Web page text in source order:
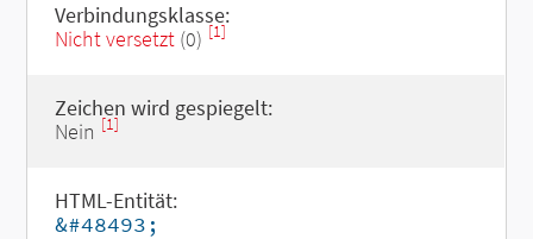
Verbindungsklasse:
Nicht versetzt(0) [1]
Zeichen wird gespiegelt:
Nein [1]
HTML-Entität:
&#48493;